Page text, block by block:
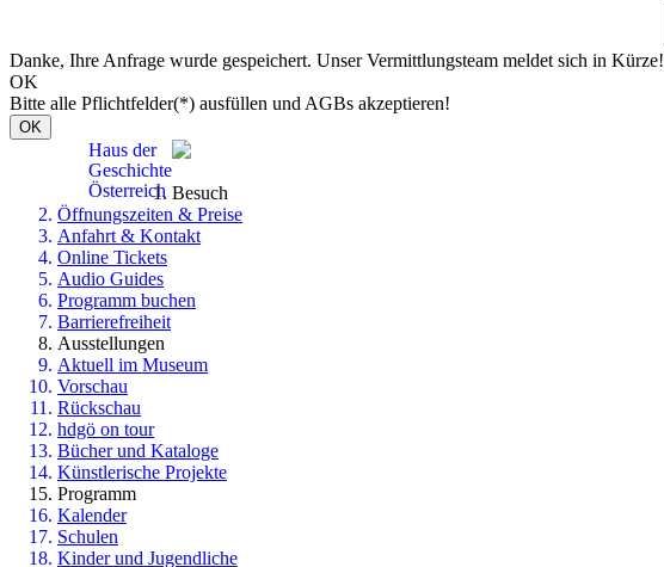
Danke, Ihre Anfrage wurde gespeichert. Unser Vermittlungsteam meldet sich in Kürze!
OK
Bitte alle Pflichtfelder(*) ausfüllen und AGBs akzeptieren!
OK
Haus der
Geschichte
Österreich Besuch
Öffnungszeiten & Preise
Anfahrt & Kontakt
Online Tickets
Audio Guides
Programm buchen
Barrierefreiheit
Ausstellungen
Aktuell im Museum
Vorschau
Rückschau
hdgö on tour
Bücher und Kataloge
Künstlerische Projekte
Programm
Kalender
Schulen
Kinder und Jugendliche